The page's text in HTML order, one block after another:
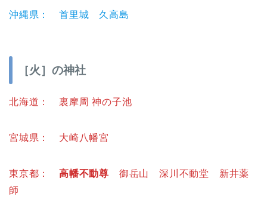
沖縄県： 首里城 久高島
［火］の神社
北海道： 裏摩周 神の子池
宮城県： 大崎八幡宮
東京都： 高幡不動尊 御岳山 深川不動堂 新井薬
師